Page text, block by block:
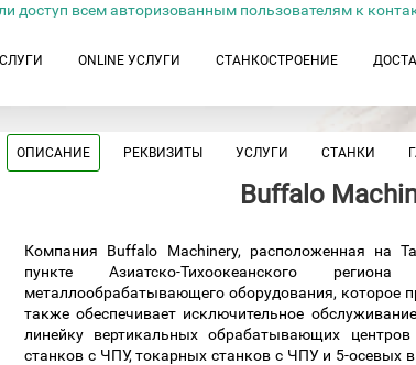
доступ всем авторизованным пользователям к
ONLINE УСЛУГИ СТАНКОСТРОЕНИЕ
ОПИСАНИЕ РЕКВИЗИТЫ УСЛУГИ СТАНКИ
Buffalo
Компания Buffalo Machinery, расположенная на
пункте Азиатско-Тихоокеанского
металлообрабатывающего оборудования, которое
также обеспечивает исключительное
линейку вертикальных обрабатывающих
станков с ЧПУ, токарных станков с ЧПУ и 5-